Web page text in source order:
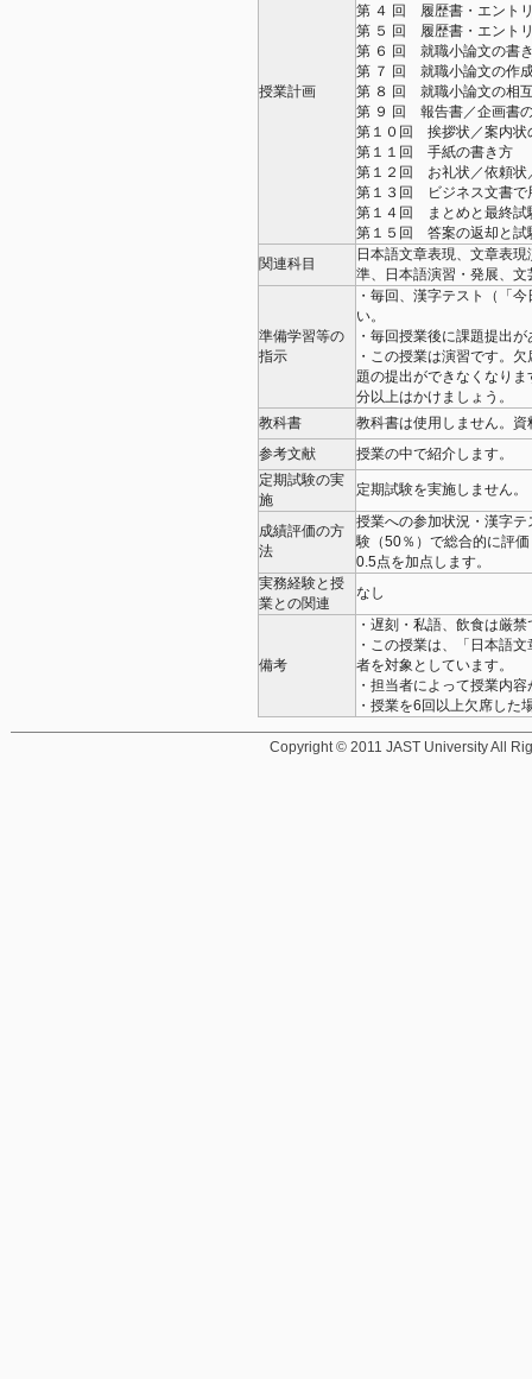
授業計画
第 ４ 回 履歴書・エント
第 ５ 回 履歴書・エント
第 ６ 回 就職小論文の書
第 ７ 回 就職小論文の作
第 ８ 回 就職小論文の相
第 ９ 回 報告書／企画書
第１０回 挨拶状／案内状
第１１回 手紙の書き方
第１２回 お礼状／依頼状
第１３回 ビジネス文書で
第１４回 まとめと最終試
第１５回 答案の返却と
関連科目
日本語文章表現、文章表
準、日本語演習・発展、
準備学習等の
指示
・毎回、漢字テスト（「
い。
・毎回授業後に課題提出
・この授業は演習です。
題の提出ができなくなり
分以上はかけましょう。
教科書
教科書は使用しません。
参考文献
授業の中で紹介します。
定期試験の実
施
定期試験を実施しません。
成績評価の方
法
授業への参加状況・漢字
験（50％）で総合的に評
0.5点を加点します。
実務経験と授
業との関連
なし
備考
・遅刻・私語、飲食は厳禁
・この授業は、「日本語
者を対象としています。
・担当者によって授業内
・授業を6回以上欠席した